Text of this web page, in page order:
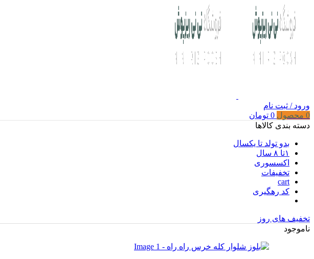
ورود / ثبت نام
0 محصول 0 تومان
دسته بندی کالاها
بدو تولد تا یکسال
۱تا ۸ سال
اکسسوری
تخفیفات
cart
کد رهگیری
تخفیف های روز
ناموجود